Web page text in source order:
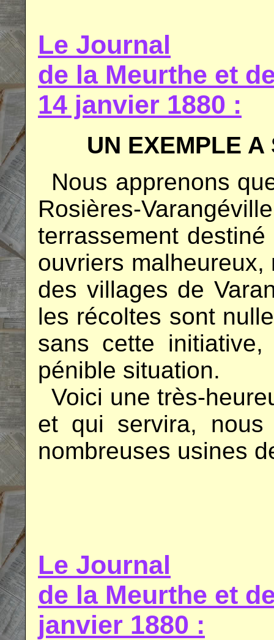
Le Journal
de la Meurthe et
14 janvier 1880 :
UN EXEMPLE A
Nous apprenons
Rosières-
terrassement
ouvriers
des villages de
les récoltes sont
sans cette
pénible situation.
Voici une très-
et qui servira, nous
nombreuses usines
Le Journal
de la Meurthe et
janvier 1880 :